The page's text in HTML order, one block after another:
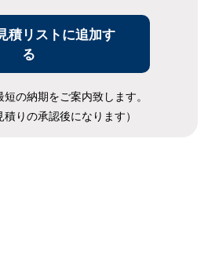
積リストに追加す
る
の納期をご案内致します。
積りの承認後になります）